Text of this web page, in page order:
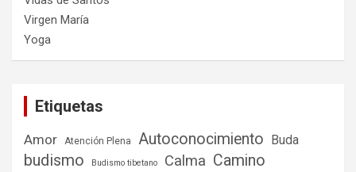
Virgen María
Yoga
Etiquetas
Amor Atención Plena Autoconocimiento Buda
budismo Budismo tibetano Calma Camino